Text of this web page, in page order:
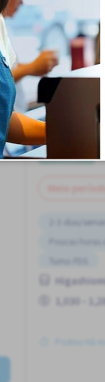
View more Jobs in
2-3 dias/
Poucas horas
1,030 -